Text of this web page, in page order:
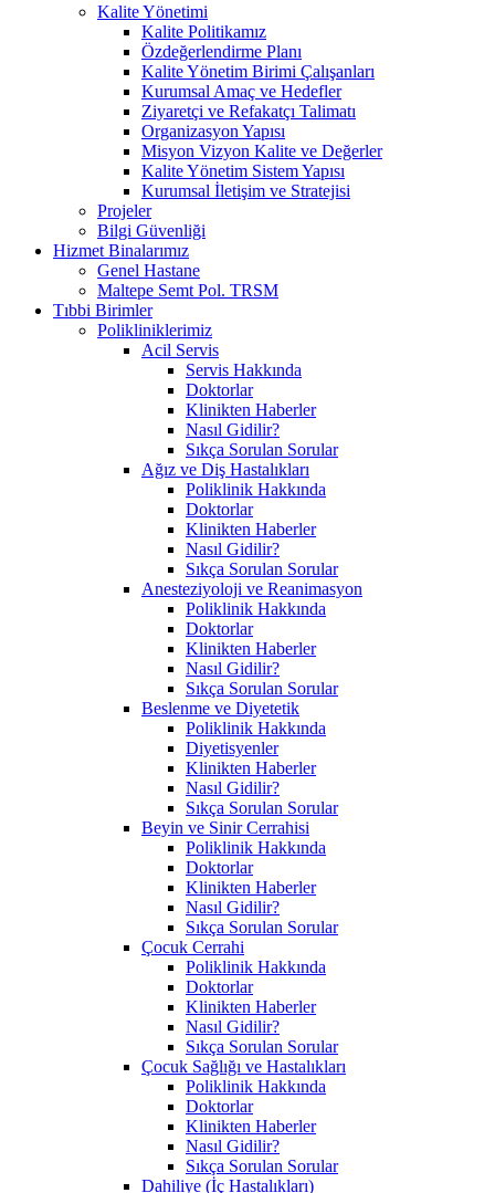
Kalite Yönetimi
Kalite Politikamız
Özdeğerlendirme Planı
Kalite Yönetim Birimi Çalışanları
Kurumsal Amaç ve Hedefler
Ziyaretçi ve Refakatçı Talimatı
Organizasyon Yapısı
Misyon Vizyon Kalite ve Değerler
Kalite Yönetim Sistem Yapısı
Kurumsal İletişim ve Stratejisi
Projeler
Bilgi Güvenliği
Hizmet Binalarımız
Genel Hastane
Maltepe Semt Pol. TRSM
Tıbbi Birimler
Polikliniklerimiz
Acil Servis
Servis Hakkında
Doktorlar
Klinikten Haberler
Nasıl Gidilir?
Sıkça Sorulan Sorular
Ağız ve Diş Hastalıkları
Poliklinik Hakkında
Doktorlar
Klinikten Haberler
Nasıl Gidilir?
Sıkça Sorulan Sorular
Anesteziyoloji ve Reanimasyon
Poliklinik Hakkında
Doktorlar
Klinikten Haberler
Nasıl Gidilir?
Sıkça Sorulan Sorular
Beslenme ve Diyetetik
Poliklinik Hakkında
Diyetisyenler
Klinikten Haberler
Nasıl Gidilir?
Sıkça Sorulan Sorular
Beyin ve Sinir Cerrahisi
Poliklinik Hakkında
Doktorlar
Klinikten Haberler
Nasıl Gidilir?
Sıkça Sorulan Sorular
Çocuk Cerrahi
Poliklinik Hakkında
Doktorlar
Klinikten Haberler
Nasıl Gidilir?
Sıkça Sorulan Sorular
Çocuk Sağlığı ve Hastalıkları
Poliklinik Hakkında
Doktorlar
Klinikten Haberler
Nasıl Gidilir?
Sıkça Sorulan Sorular
Dahiliye (İç Hastalıkları)